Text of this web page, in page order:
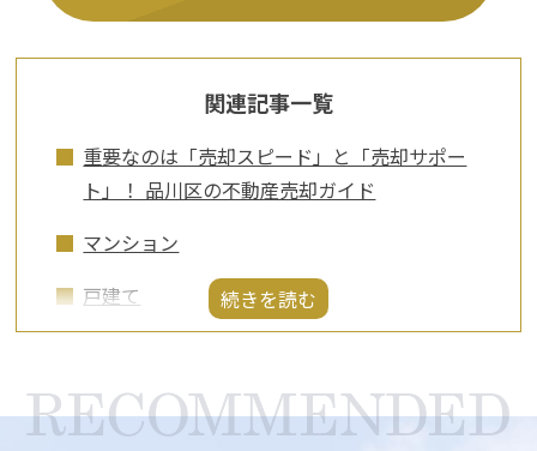
関連記事一覧
重要なのは「売却スピード」と「売却サポー
ト」！ 品川区の不動産売却ガイド
マンション
戸建て